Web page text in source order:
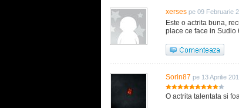
xerses pe 09 Februarie
Este o actrita buna,
place ce face in Sudio
Sorin87 pe 13 Aprilie
O actrita talentata si